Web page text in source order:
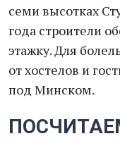
семи высотках
года строители
этажку. Для
от хостелов и
под Минском.